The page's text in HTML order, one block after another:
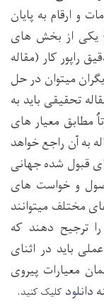
و ارقام به پایان
یکی از بخش های
راپور کار (مقاله
میتوان در حل
تحقیقی باید به
مطابق معیار های
به آن راجع خواهد
قبول شده جهانی
و خواست های
مختلف میتوانند
ترجیح دهند که
باید در اثنای
معیارات پیروی
دانلود کلیک کنید.